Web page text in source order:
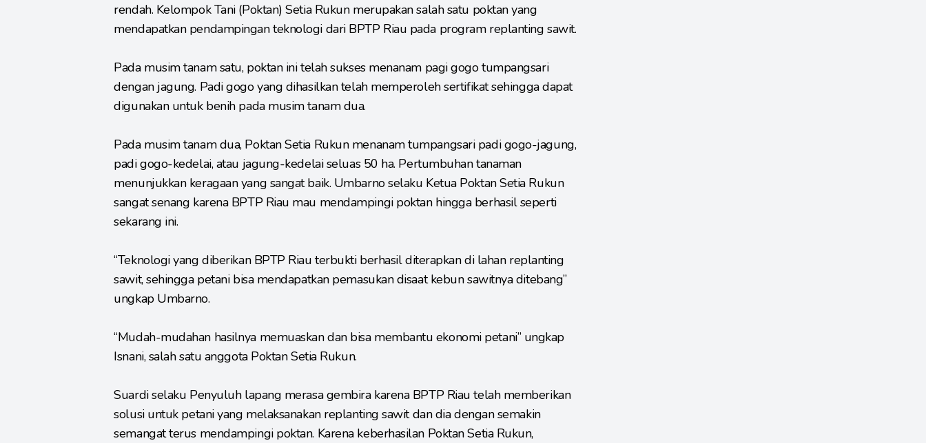
rendah. Kelompok Tani (Poktan) Setia Rukun merupakan salah satu poktan yang
mendapatkan pendampingan teknologi dari BPTP Riau pada program replanting sawit.
Pada musim tanam satu, poktan ini telah sukses menanam pagi gogo tumpangsari
dengan jagung. Padi gogo yang dihasilkan telah memperoleh sertifikat sehingga dapat
digunakan untuk benih pada musim tanam dua.
Pada musim tanam dua, Poktan Setia Rukun menanam tumpangsari padi gogo-jagung,
padi gogo-kedelai, atau jagung-kedelai seluas 50 ha. Pertumbuhan tanaman
menunjukkan keragaan yang sangat baik. Umbarno selaku Ketua Poktan Setia Rukun
sangat senang karena BPTP Riau mau mendampingi poktan hingga berhasil seperti
sekarang ini.
“Teknologi yang diberikan BPTP Riau terbukti berhasil diterapkan di lahan replanting
sawit, sehingga petani bisa mendapatkan pemasukan disaat kebun sawitnya ditebang”
ungkap Umbarno.
“Mudah-mudahan hasilnya memuaskan dan bisa membantu ekonomi petani” ungkap
Isnani, salah satu anggota Poktan Setia Rukun.
Suardi selaku Penyuluh lapang merasa gembira karena BPTP Riau telah memberikan
solusi untuk petani yang melaksanakan replanting sawit dan dia dengan semakin
semangat terus mendampingi poktan. Karena keberhasilan Poktan Setia Rukun,